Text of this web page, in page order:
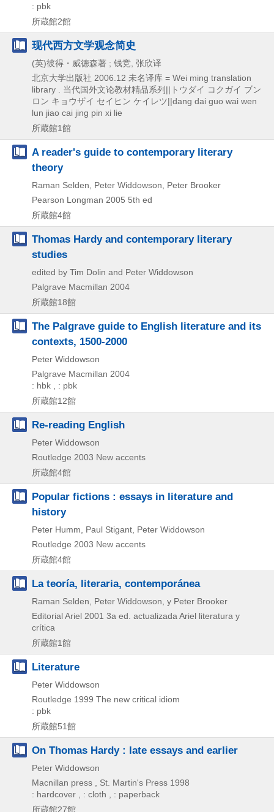
: pbk
所蔵館2館
现代西方文学观念简史
(英)彼得・威徳森著 ; 钱竞, 张欣译
北京大学出版社 2006.12 未名译库 = Wei ming translation
library . 当代国外文论教材精品系列||トウダイ コクガイ ブン
ロン キョウザイ セイヒン ケイレツ||dang dai guo wai wen
lun jiao cai jing pin xi lie
所蔵館1館
A reader's guide to contemporary literary
theory
Raman Selden, Peter Widdowson, Peter Brooker
Pearson Longman 2005 5th ed
所蔵館4館
Thomas Hardy and contemporary literary
studies
edited by Tim Dolin and Peter Widdowson
Palgrave Macmillan 2004
所蔵館18館
The Palgrave guide to English literature and its
contexts, 1500-2000
Peter Widdowson
Palgrave Macmillan 2004
: hbk , : pbk
所蔵館12館
Re-reading English
Peter Widdowson
Routledge 2003 New accents
所蔵館4館
Popular fictions : essays in literature and
history
Peter Humm, Paul Stigant, Peter Widdowson
Routledge 2003 New accents
所蔵館4館
La teoría, literaria, contemporánea
Raman Selden, Peter Widdowson, y Peter Brooker
Editorial Ariel 2001 3a ed. actualizada Ariel literatura y
crítica
所蔵館1館
Literature
Peter Widdowson
Routledge 1999 The new critical idiom
: pbk
所蔵館51館
On Thomas Hardy : late essays and earlier
Peter Widdowson
Macnillan press , St. Martin's Press 1998
: hardcover , : cloth , : paperback
所蔵館27館